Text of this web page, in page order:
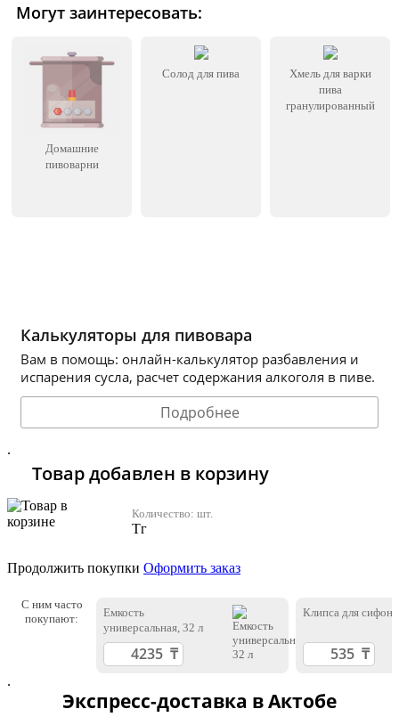
Могут заинтересовать:
Домашние
пивоварни
Солод для пива
Хмель для варки
пива
гранулированный
Калькуляторы для пивовара
Вам в помощь: онлайн-калькулятор разбавления и
испарения сусла, расчет содержания алкоголя в пиве.
Подробнее
.
Товар добавлен в корзину
Количество: шт.
Тг
Продолжить покупки Оформить заказ
С ним часто
покупают:
Емкость
универсальная, 32 л
Клипса для сифона
.
Экспресс-доставка в Актобе